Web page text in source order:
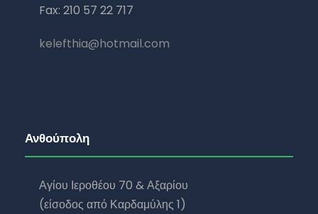
Fax: 210 57 22 717
kelefthia@hotmail.com
Ανθούπολη
Αγίου Ιεροθέου 70 & Αξαρίου
(είσοδος από Καρδαμύλης 1)